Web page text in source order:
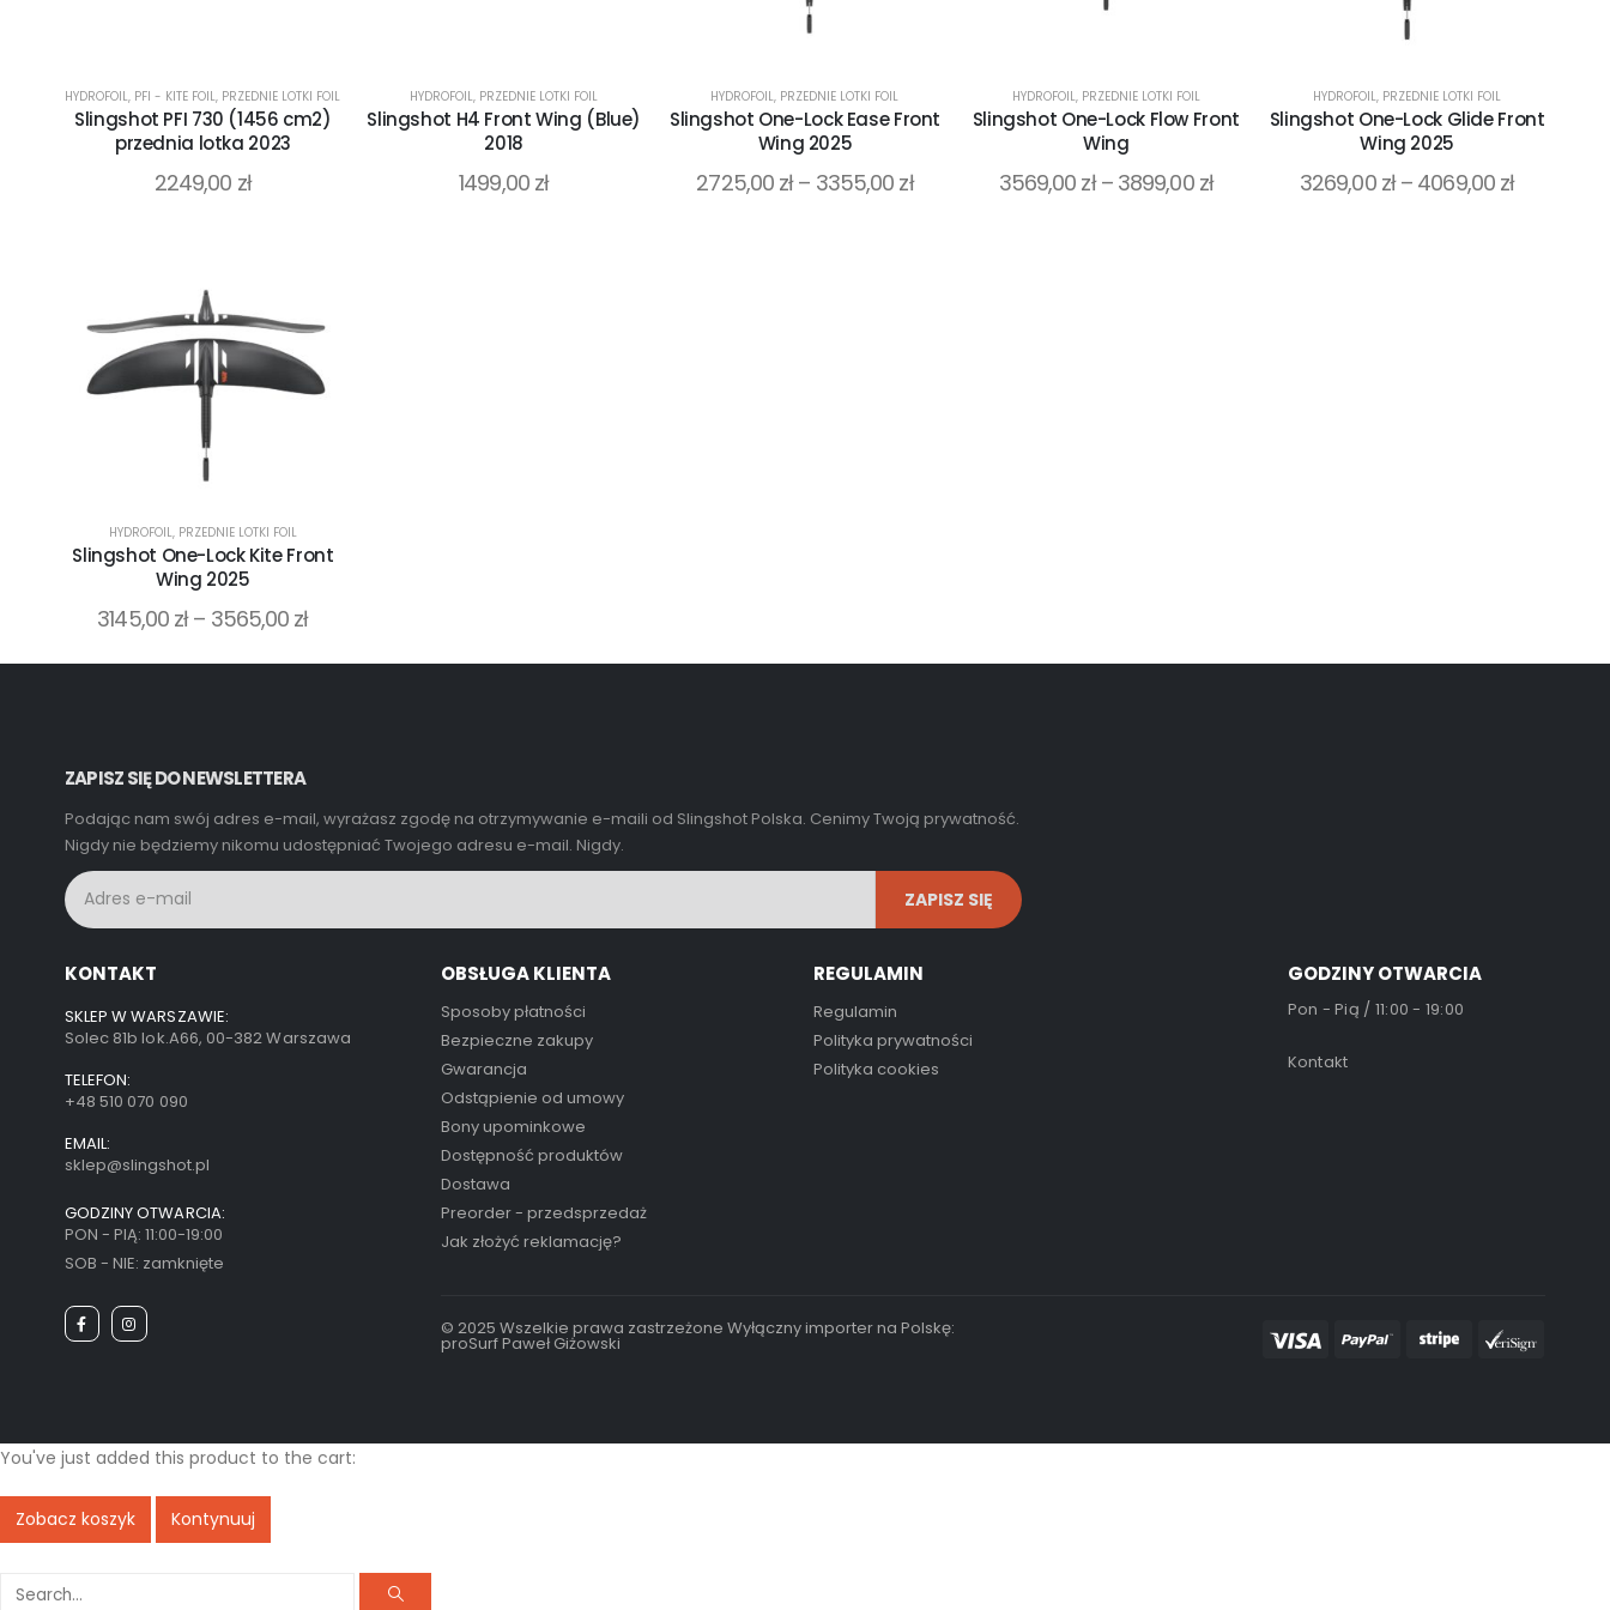
HYDROFOIL, PFI - KITE FOIL, PRZEDNIE LOTKI FOIL
Slingshot PFI 730 (1456 cm2)
przednia lotka 2023
2249,00 zł
HYDROFOIL, PRZEDNIE LOTKI FOIL
Slingshot H4 Front Wing (Blue)
2018
1499,00 zł
HYDROFOIL, PRZEDNIE LOTKI FOIL
Slingshot One-Lock Ease Front
Wing 2025
2725,00 zł– 3355,00 zł
HYDROFOIL, PRZEDNIE LOTKI FOIL
Slingshot One-Lock Flow Front
Wing
3569,00 zł – 3899,00 zł
HYDROFOIL, PRZEDNIE LOTKI FOIL
Slingshot One-Lock Glide Front
Wing 2025
3269,00 zł – 4069,00 zł
HYDROFOIL, PRZEDNIE LOTKI FOIL
Slingshot One-Lock Kite Front
Wing 2025
3145,00 zł– 3565,00 zł
ZAPISZ SIĘ DO NEWSLETTERA
Podając nam swój adres e-mail, wyrażasz zgodę na otrzymywanie e-maili od Slingshot Polska. Cenimy Twoją prywatność.
Nigdy nie będziemy nikomu udostępniać Twojego adresu e-mail. Nigdy.
KONTAKT
SKLEP W WARSZAWIE:
Solec 81b lok.A66, 00-382 Warszawa
TELEFON:
+48 510 070 090
EMAIL:
sklep@slingshot.pl
GODZINY OTWARCIA:
PON - PIĄ: 11:00-19:00
SOB - NIE: zamknięte
OBSŁUGA KLIENTA
Sposoby płatności
Bezpieczne zakupy
Gwarancja
Odstąpienie od umowy
Bony upominkowe
Dostępność produktów
Dostawa
Preorder - przedsprzedaż
Jak złożyć reklamację?
REGULAMIN
Regulamin
Polityka prywatności
Polityka cookies
GODZINY OTWARCIA
Pon - Pią / 11:00 - 19:00
Kontakt
© 2025 Wszelkie prawa zastrzeżone Wyłączny importer na Polskę:
proSurf Paweł Giżowski
You've just added this product to the cart:
Zobacz koszyk Kontynuuj